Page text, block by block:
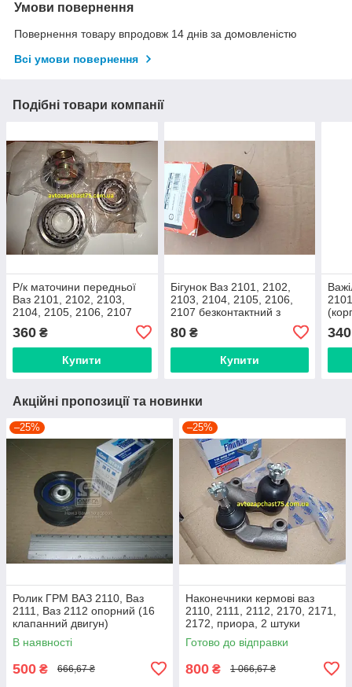
Умови повернення
Повернення товару впродовж 14 днів за домовленістю
Всі умови повернення
Подібні товари компанії
Р/к маточини передньої
Ваз 2101, 2102, 2103,
2104, 2105, 2106, 2107
Угорщина)
360 ₴
Купити
Бігунок Ваз 2101, 2102,
2103, 2104, 2105, 2106,
2107 безконтактний з
Дорожня карта)
80₴
Купити
340
Акційні пропозиції та новинки
–25%
Ролик ГРМ ВАЗ 2110, Ваз
2111, Ваз 2112 опорний (16
клапанний двигун)
В наявності
500 ₴ 666,67 ₴
–25%
Наконечники кермові ваз
2110, 2111, 2112, 2170, 2171,
2172, приора, 2 штуки
(виробник Finwhale,
Німеччина)
Готово до відправки
800 ₴ 1 066,67 ₴